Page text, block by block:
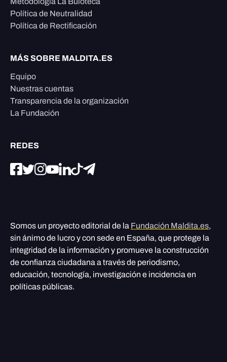
Política de Neutralidad
Política de Rectificación
MÁS SOBRE MALDITA.ES
Equipo
Nuestras cuentas
Transparencia de la organización
La Fundación
REDES
Somos un proyecto editorial de la Fundación Maldita.es,
sin ánimo de lucro y con sede en España, que protege la
integridad de la información y promueve la construcción
de confianza ciudadana a través de periodismo,
educación, tecnología, investigación e incidencia en
políticas públicas.